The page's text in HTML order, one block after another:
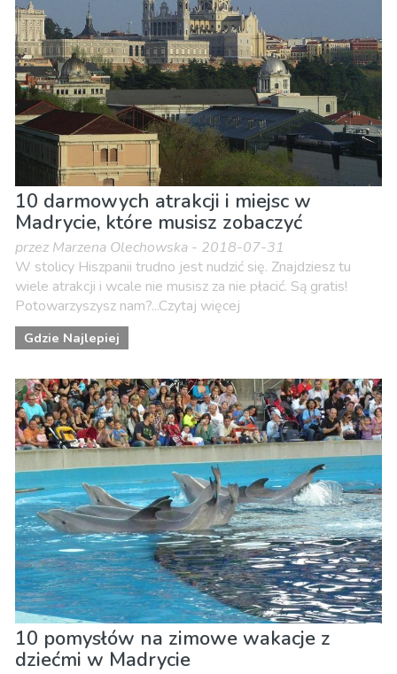
10 darmowych atrakcji i miejsc w
Madrycie, które musisz zobaczyć
przez Marzena Olechowska - 2018-07-31
W stolicy Hiszpanii trudno jest nudzić się. Znajdziesz tu
wiele atrakcji i wcale nie musisz za nie płacić. Są gratis!
Potowarzyszysz nam?...Czytaj więcej
Gdzie Najlepiej
10 pomysłów na zimowe wakacje z
dziećmi w Madrycie